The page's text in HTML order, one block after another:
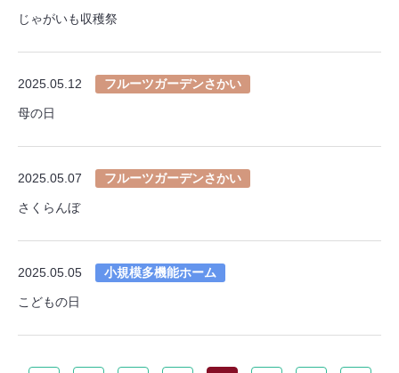
じゃがいも収穫祭
2025.05.12 フルーツガーデンさかい
母の日
2025.05.07 フルーツガーデンさかい
さくらんぼ
2025.05.05 小規模多機能ホーム
こどもの日